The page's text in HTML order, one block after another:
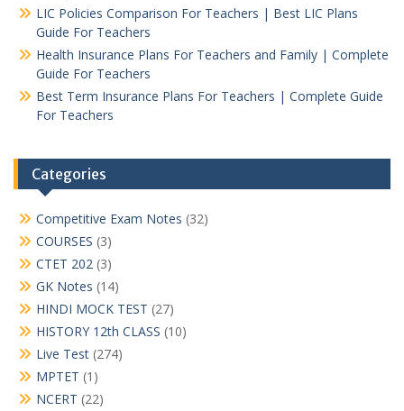
LIC Policies Comparison For Teachers | Best LIC Plans
Guide For Teachers
Health Insurance Plans For Teachers and Family | Complete
Guide For Teachers
Best Term Insurance Plans For Teachers | Complete Guide
For Teachers
Categories
Competitive Exam Notes (32)
COURSES (3)
CTET 202 (3)
GK Notes (14)
HINDI MOCK TEST (27)
HISTORY 12th CLASS (10)
Live Test (274)
MPTET (1)
NCERT (22)